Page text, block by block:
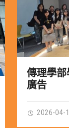
傳理學
廣告
2026-04-